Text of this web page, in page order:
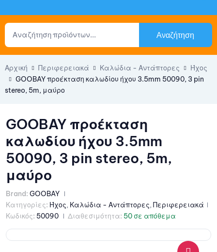
Αναζήτηση
Αρχική Περιφερειακά Καλώδια - Αντάπτορες
Ήχος
GOOBAY προέκταση καλωδίου ήχου 3.5mm 50090, 3 pin
stereo, 5m, μαύρο
GOOBAY προέκταση
καλωδίου ήχου 3.5mm
50090, 3 pin stereo, 5m,
μαύρο
Brand: GOOBAY
Κατηγορίες: Ήχος, Καλώδια - Αντάπτορες, Περιφερειακά
Κωδικός: 50090 Διαθεσιμότητα: 50 σε απόθεμα